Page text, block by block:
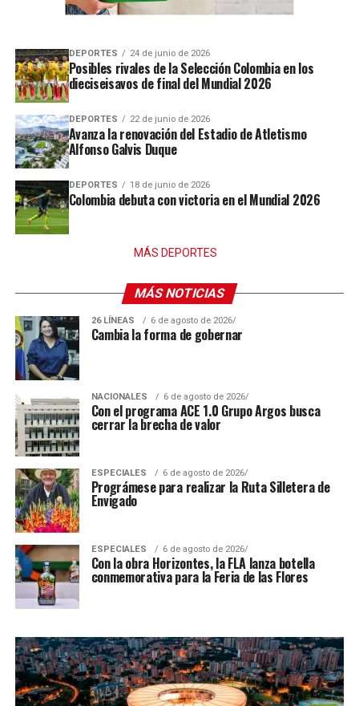
DEPORTES 24 de junio de 2026
Posibles rivales de la Selección Colombia en los
dieciseisavos de final del Mundial 2026
DEPORTES 22 de junio de 2026
Avanza la renovación del Estadio de Atletismo
Alfonso Galvis Duque
DEPORTES 18 de junio de 2026
Colombia debuta con victoria en el Mundial 2026
MÁS DEPORTES
MÁS NOTICIAS
26 LÍNEAS 6 de agosto de 2026
Cambia la forma de gobernar
NACIONALES 6 de agosto de 2026
Con el programa ACE 1.0 Grupo Argos busca
cerrar la brecha de valor
ESPECIALES 6 de agosto de 2026
Prográmese para realizar la Ruta Silletera de
Envigado
ESPECIALES 6 de agosto de 2026
Con la obra Horizontes, la FLA lanza botella
conmemorativa para la Feria de las Flores